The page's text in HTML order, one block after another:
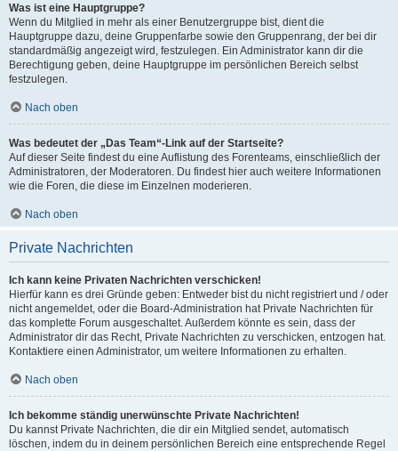
Was ist eine Hauptgruppe?
Wenn du Mitglied in mehr als einer Benutzergruppe bist, dient die
Hauptgruppe dazu, deine Gruppenfarbe sowie den Gruppenrang, der bei dir
standardmäßig angezeigt wird, festzulegen. Ein Administrator kann dir die
Berechtigung geben, deine Hauptgruppe im persönlichen Bereich selbst
festzulegen.
Nach oben
Was bedeutet der „Das Team“-Link auf der Startseite?
Auf dieser Seite findest du eine Auflistung des Forenteams, einschließlich der
Administratoren, der Moderatoren. Du findest hier auch weitere Informationen
wie die Foren, die diese im Einzelnen moderieren.
Nach oben
Private Nachrichten
Ich kann keine Privaten Nachrichten verschicken!
Hierfür kann es drei Gründe geben: Entweder bist du nicht registriert und / oder
nicht angemeldet, oder die Board-Administration hat Private Nachrichten für
das komplette Forum ausgeschaltet. Außerdem könnte es sein, dass der
Administrator dir das Recht, Private Nachrichten zu verschicken, entzogen hat.
Kontaktiere einen Administrator, um weitere Informationen zu erhalten.
Nach oben
Ich bekomme ständig unerwünschte Private Nachrichten!
Du kannst Private Nachrichten, die dir ein Mitglied sendet, automatisch
löschen, indem du in deinem persönlichen Bereich eine entsprechende Regel